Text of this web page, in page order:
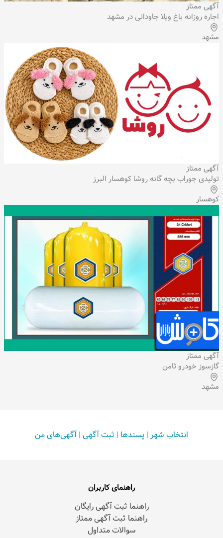
آگهی ممتاز
اجاره روزانه باغ ویلا جاودانی در مشهد
مشهد
آگهی ممتاز
تولیدی جوراب بچه گانه روشا کوهسار البرز
کوهسار
آگهی ممتاز
گازسوز خودرو ثامن
مشهد
انتخاب شهر | پسندها | ثبت آگهی | آگهی‌های من
راهنمای کاربران
راهنما ثبت آگهی رایگان
راهنما ثبت آگهی ممتاز
سوالات متداول